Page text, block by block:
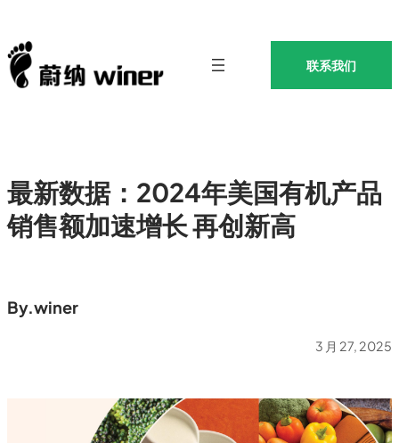
联系我们
最新数据：2024年美国有机产品
销售额加速增长 再创新高
By.winer
3 月 27, 2025